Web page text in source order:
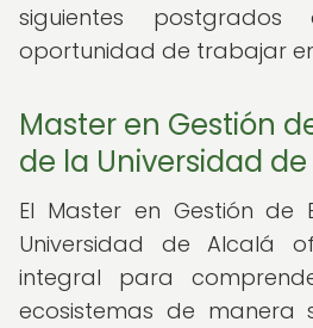
siguientes
oportunidad de trabajar
Master en Gestión
de la Universidad
El Master en Gestión de
Universidad de Alcalá
integral para
ecosistemas de manera